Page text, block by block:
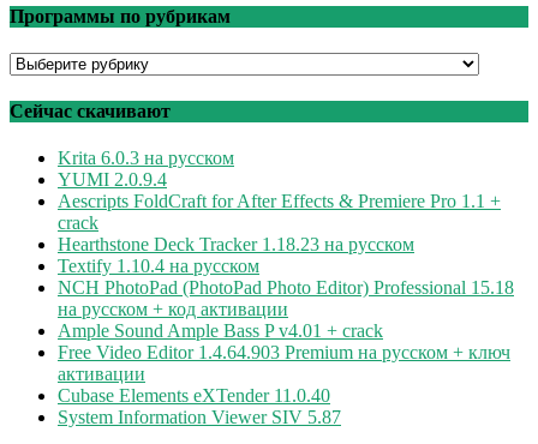
Программы по рубрикам
Программы
рубрикам
Сейчас скачивают
Krita 6.0.3 на русском
YUMI 2.0.9.4
Aescripts FoldCraft for After Effects & Premiere Pro 1.1 +
crack
Hearthstone Deck Tracker 1.18.23 на русском
Textify 1.10.4 на русском
NCH PhotoPad (PhotoPad Photo Editor) Professional 15.18
на русском + код активации
Ample Sound Ample Bass P v4.01 + crack
Free Video Editor 1.4.64.903 Premium на русском + ключ
активации
Cubase Elements eXTender 11.0.40
System Information Viewer SIV 5.87